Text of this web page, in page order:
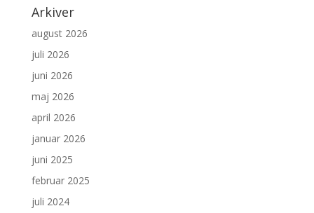
Arkiver
august 2026
juli 2026
juni 2026
maj 2026
april 2026
januar 2026
juni 2025
februar 2025
juli 2024